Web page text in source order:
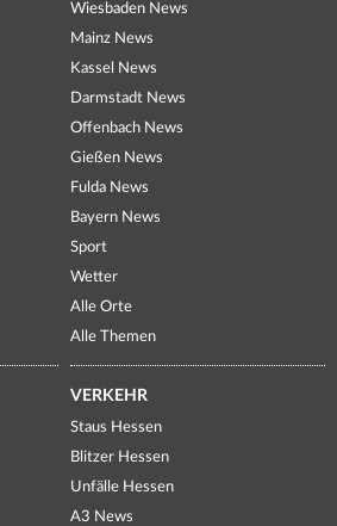
Wiesbaden News
Mainz News
Kassel News
Darmstadt News
Offenbach News
Gießen News
Fulda News
Bayern News
Sport
Wetter
Alle Orte
Alle Themen
VERKEHR
Staus Hessen
Blitzer Hessen
Unfälle Hessen
A3 News